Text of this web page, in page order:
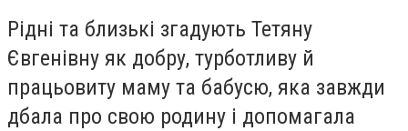
Рідні та близькі згадують Тетяну
Євгенівну як добру, турботливу й
працьовиту маму та бабусю, яка завжди
дбала про свою родину і допомагала